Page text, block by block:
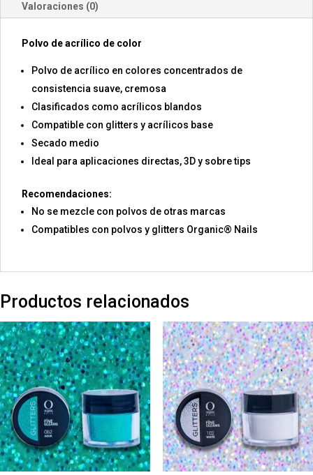
Valoraciones (0)
Polvo de acrílico de color
Polvo de acrílico en colores concentrados de
consistencia suave, cremosa
Clasificados como acrílicos blandos
Compatible con glitters y acrílicos base
Secado medio
Ideal para aplicaciones directas, 3D y sobre tips
Recomendaciones:
No se mezcle con polvos de otras marcas
Compatibles con polvos y glitters Organic® Nails
Productos relacionados